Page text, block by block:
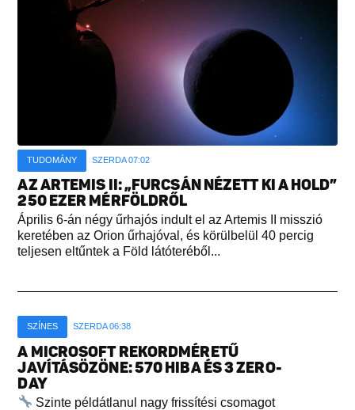
TUDOMÁNY SZERDA 07:02
AZ ARTEMIS II: „FURCSÁN NÉZETT KI A HOLD”
250 EZER MÉRFÖLDRŐL
Április 6-án négy űrhajós indult el az Artemis II misszió
keretében az Orion űrhajóval, és körülbelül 40 percig
teljesen eltűntek a Föld látóteréből...
SZÍNES SZERDA 06:38
A MICROSOFT REKORDMÉRETŰ
JAVÍTÁSÖZÖNE: 570 HIBA ÉS 3 ZERO-
DAY
Szinte példátlanul nagy frissítési csomagot